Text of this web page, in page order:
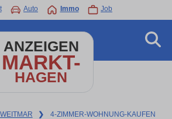
Auto Immo Job
ANZEIGEN
MARKT-
HAGEN
WEITMAR ❯ 4-ZIMMER-WOHNUNG-KAUFEN